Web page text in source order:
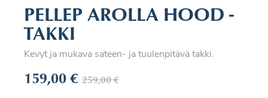
PELLEP AROLLA HOOD -
TAKKI
Kevyt ja mukava sateen- ja tuulenpitävä takki.
159,00€ 259,00€